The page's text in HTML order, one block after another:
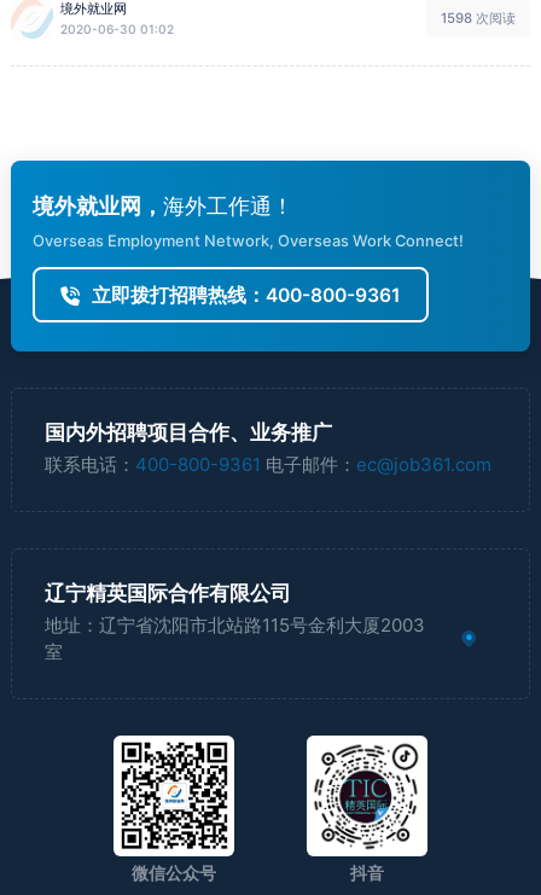
境外就业网
2020-06-30 01:02
1598 次阅读
境外就业网， 海外工作通！
Overseas Employment Network, Overseas Work Connect!
立即拨打招聘热线：400-800-9361
国内外招聘项目合作、业务推广
联系电话： 400-800-9361 电子邮件： ec@job361.com
辽宁精英国际合作有限公司
地址：辽宁省沈阳市北站路115号金利大厦2003
室
微信公众号 抖音